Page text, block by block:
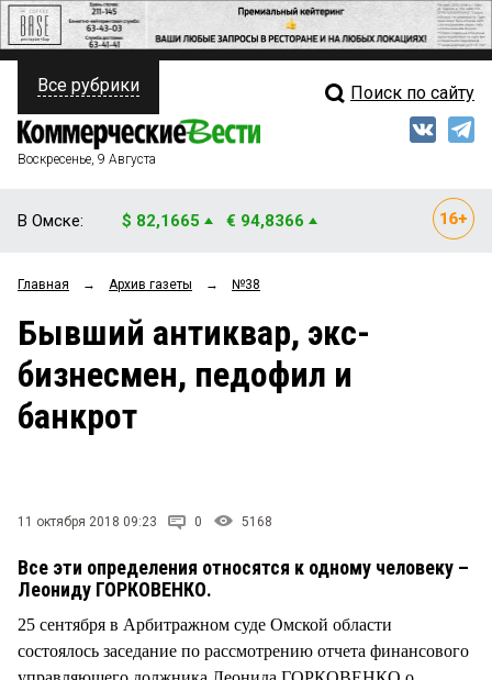
ПОЛИТИКА
ФИНАНСЫ
ОБЩЕСТВО
ЗАКОН
НОВОСТИ КОМПАНИЙ
Свежий выпуск
Рейтинги
Блоги
Все рубрики Поиск по сайту
Воскресенье, 9 Августа
В Омске: $ 82,1665 € 94,8366
Главная → Архив газеты → №38
Бывший антиквар, экс-
бизнесмен, педофил и
банкрот
11 октября 2018 09:23 0 5168
Все эти определения относятся к одному человеку –
Леониду ГОРКОВЕНКО.
25 сентября в Арбитражном суде Омской области
состоялось заседание по рассмотрению отчета финансового